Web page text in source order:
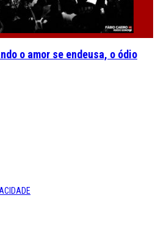
o amor se endeusa, o ódio